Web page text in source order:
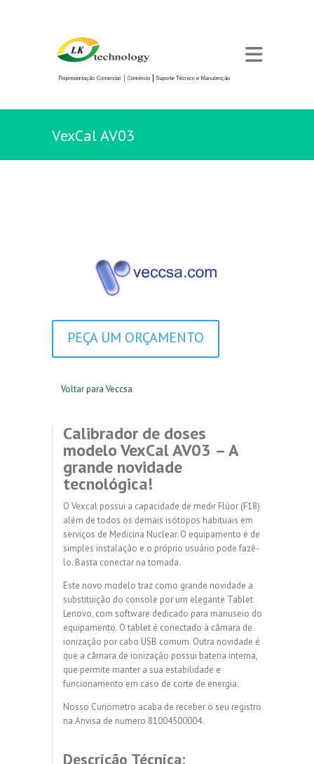
VexCal AV03
PEÇA UM ORÇAMENTO
Voltar para Veccsa
Calibrador de doses
modelo VexCal AV03 – A
grande novidade
tecnológica!
O Vexcal possui a capacidade de medir Flúor (F18)
além de todos os demais isótopos habituais em
serviços de Medicina Nuclear. O equipamento é de
simples instalação e o próprio usuário pode fazê-
lo. Basta conectar na tomada.
Este novo modelo traz como grande novidade a
substituição do console por um elegante Tablet
Lenovo, com software dedicado para manuseio do
equipamento. O tablet é conectado à câmara de
ionização por cabo USB comum. Outra novidade é
que a câmara de ionização possui bateria interna,
que permite manter a sua estabilidade e
funcionamento em caso de corte de energia.
Nosso Curiometro acaba de receber o seu registro
na Anvisa de numero 81004500004.
Descrição Técnica: